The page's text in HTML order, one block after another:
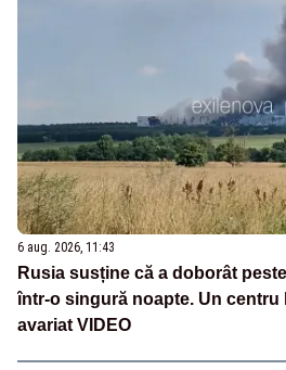
6 aug. 2026, 11:43
Rusia susține că a doborât
într-o singură noapte. Un
avariat VIDEO